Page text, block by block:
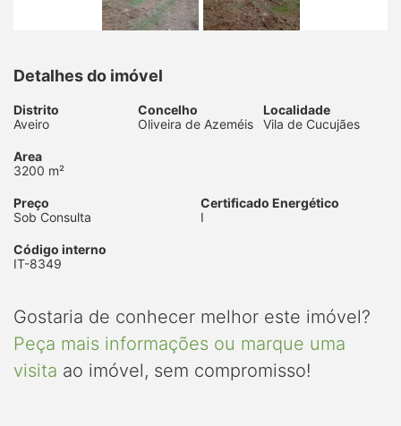
Detalhes do imóvel
Distrito
Aveiro
Concelho
Oliveira de Azeméis
Localidade
Vila de Cucujães
Area
3200 m²
Preço
Sob Consulta
Certificado Energético
I
Código interno
IT-8349
Gostaria de conhecer melhor este imóvel?
Peça mais informações ou marque uma
visita ao imóvel, sem compromisso!